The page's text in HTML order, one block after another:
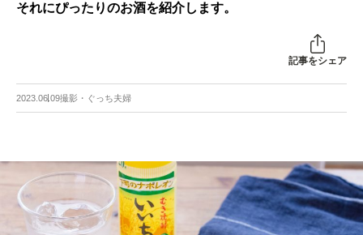
それにぴったりのお酒を紹介します。
記事をシェア
2023.06.09撮影・ぐっち夫婦